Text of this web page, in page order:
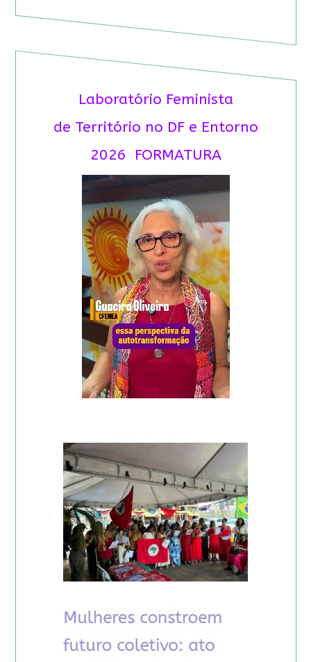
Laboratório Feminista
de Território no DF e Entorno
2026 FORMATURA